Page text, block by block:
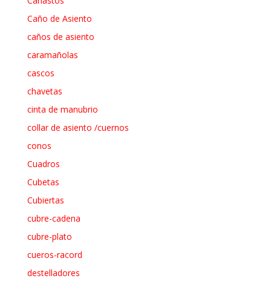
Caño de Asiento
caños de asiento
caramañolas
cascos
chavetas
cinta de manubrio
collar de asiento /cuernos
conos
Cuadros
Cubetas
Cubiertas
cubre-cadena
cubre-plato
cueros-racord
destelladores